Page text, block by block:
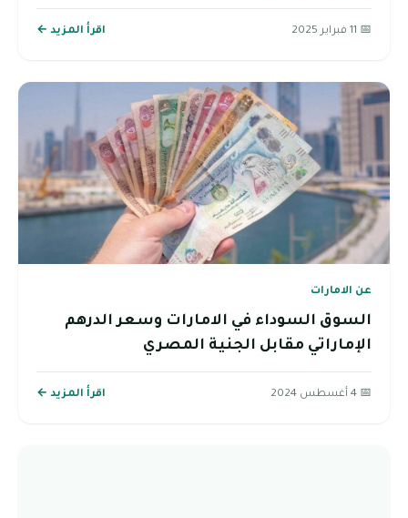
📅 11 فبراير 2025 اقرأ المزيد ←
عن الامارات
السوق السوداء في الامارات وسعر الدرهم
الإماراتي مقابل الجنية المصري
📅 4 أغسطس 2024 اقرأ المزيد ←